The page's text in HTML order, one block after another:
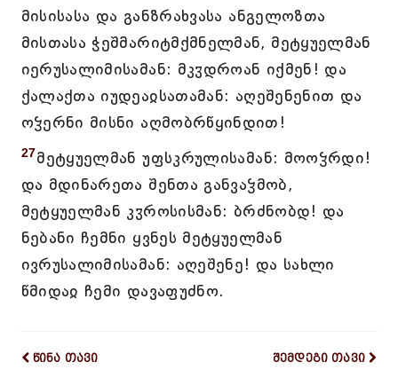
მისისასა და განზრახვასა ანგელოზთა
მისთასა ჭეშმარიტმქმნელმან, მეტყუელმან
იერუსალიმისამან: მკჳდროან იქმენ! და
ქალაქთა იუდეაჲსათამან: აღეშენენით და
ოჴერნი მისნი აღმობრწყინდით!
27მეტყუელმან უფსკრულისამან: მოოჴრდი!
და მდინარეთა შენთა განვაჴმობ,
მეტყუელმან კჳროსისმან: ბრძნობდ! და
ნებანი ჩემნი ყვნეს მეტყუელმან
ივრუსალიმისამან: აღეშენე! და სახლი
წმიდაჲ ჩემი დავაფუძნო.
წინა თავი შემდეგი თავი